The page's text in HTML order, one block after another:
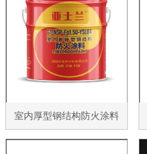
室内厚型钢结构防火涂料